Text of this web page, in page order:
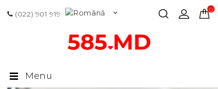
(022) 901 919
0
Menu